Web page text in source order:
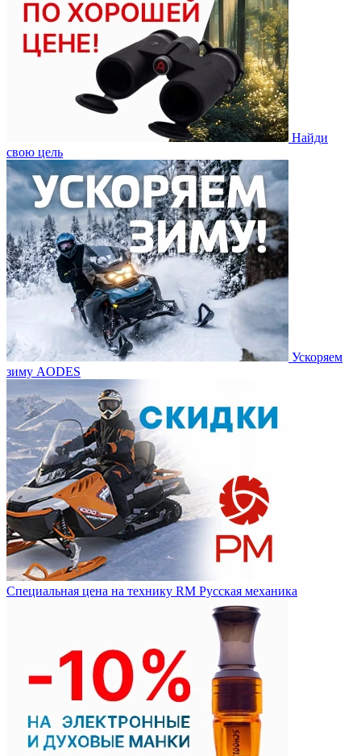
Найди
свою цель
Ускоряем
зиму AODES
Специальная цена на технику RM Русская механика